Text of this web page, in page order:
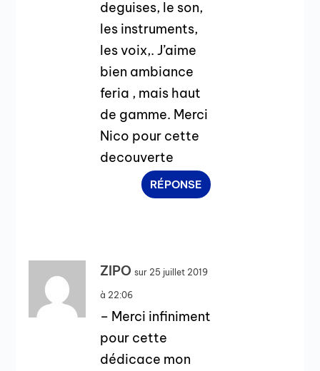
deguises, le son,
les instruments,
les voix,. J’aime
bien ambiance
feria , mais haut
de gamme. Merci
Nico pour cette
decouverte
RÉPONSE
ZIPO sur 25 juillet 2019
à 22:06
– Merci infiniment
pour cette
dédicace mon